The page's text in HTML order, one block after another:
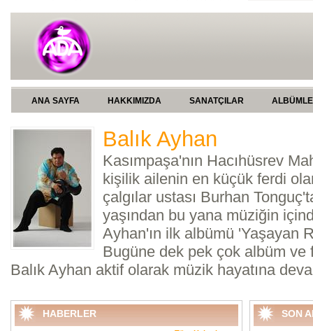
ANA SAYFA HAKKIMIZDA SANATÇILAR
Balık Ayhan
Kasımpaşa'nın Hacıhüsrev
kişilik ailenin en küçük ferdi
çalgılar ustası Burhan
yaşından bu yana müziğin
Ayhan'ın ilk albümü 'Yaşayan
Bugüne dek pek çok albüm
Balık Ayhan aktif olarak müzik hayatına
HABERLER SON